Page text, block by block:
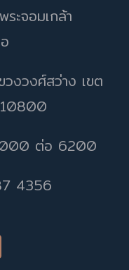
ะจอมเกล้า
วงวงศ์สว่าง เขต
10800
ต่อ 6200
4356